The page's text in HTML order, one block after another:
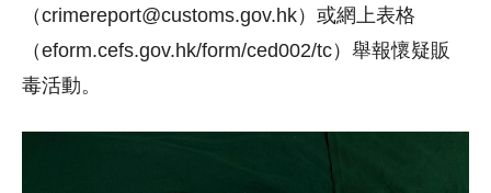
（crimereport@customs.gov.hk）或網上表格
（eform.cefs.gov.hk/form/ced002/tc）舉報懷疑販
毒活動。